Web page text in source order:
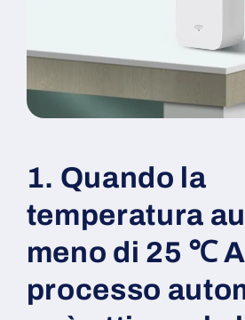
1. Quando la
temperatura
meno di 25 ℃
processo